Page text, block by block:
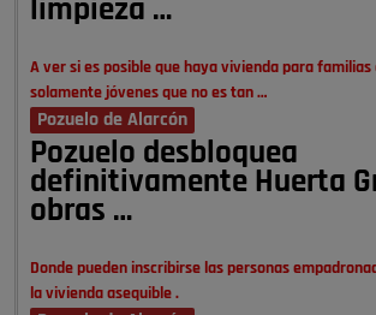
limpieza …
A ver si es posible que haya vivienda para familias
solamente jóvenes que no es tan …
Pozuelo de Alarcón
Pozuelo desbloquea
definitivamente Huerta
obras …
Donde pueden inscribirse las personas
la vivienda asequible .